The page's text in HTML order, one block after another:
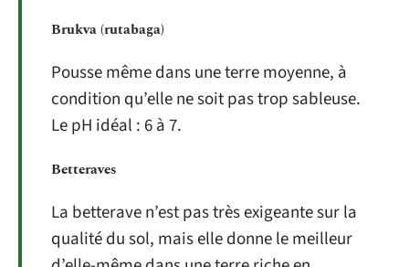
Brukva (rutabaga)
Pousse même dans une terre moyenne, à
condition qu’elle ne soit pas trop sableuse.
Le pH idéal : 6 à 7.
Betteraves
La betterave n’est pas très exigeante sur la
qualité du sol, mais elle donne le meilleur